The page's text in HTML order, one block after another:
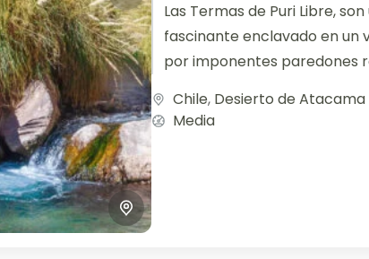
Las Termas de Puri Libre,
fascinante enclavado en un
por imponentes paredones
Chile, Desierto de Atacama
Media